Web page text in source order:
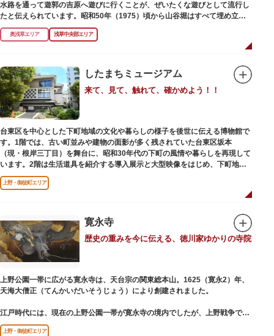
水路を通って遊郭の吉原へ遊びに行くことが、ぜいたくな遊びとして流行し
たと伝えられています。昭和50年（1975）頃から山谷堀はすべて埋め立て
られて暗渠となり、細長い公園として生まれ変わりました。山谷堀公園に
は、猪牙舟についての説明板も設置されています。
奥浅草エリア 浅草中央部エリア
したまちミュージアム
来て、見て、触れて、確かめよう！！
台東区を中心とした下町地域の文化や暮らしの様子を後世に伝える博物館で
す。1階では、古い町並みや建物の面影が多く残されていた台東区坂本
（現・根岸三丁目）を舞台に、昭和30年代の下町の風情や暮らしを再現して
います。2階は生活道具を紹介する導入展示と大型映像をはじめ、下町地域
の歴史や出来事をたどることのできる資料を展示しています。また3階には
企画展示室と、道具や玩具を体験し、調べることができるしたまち情報コー
上野・御徒町エリア
寛永寺
歴史の重みを今に伝える、徳川家ゆかりの寺院
上野公園一帯に広がる寛永寺は、天台宗の関東総本山。1625（寛永2）年、
天海大僧正（てんかいだいそうじょう）により創建されました。
江戸時代には、現在の上野公園一帯が寛永寺の境内でしたが、上野戦争でそ
の多くを焼失。現在は根本中堂をはじめ開山堂（両大師）、不忍池辯天堂、
上野・御徒町エリア